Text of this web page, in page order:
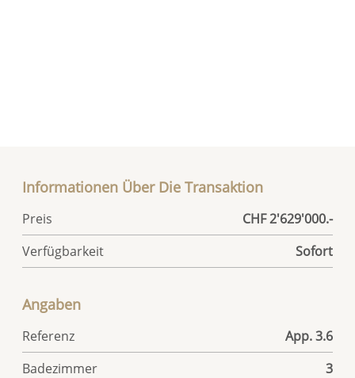
Informationen Über Die Transaktion
Preis
CHF 2'629'000.-
Verfügbarkeit
Sofort
Angaben
Referenz
App. 3.6
Badezimmer
3